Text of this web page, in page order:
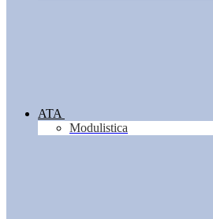
ATA
Modulistica